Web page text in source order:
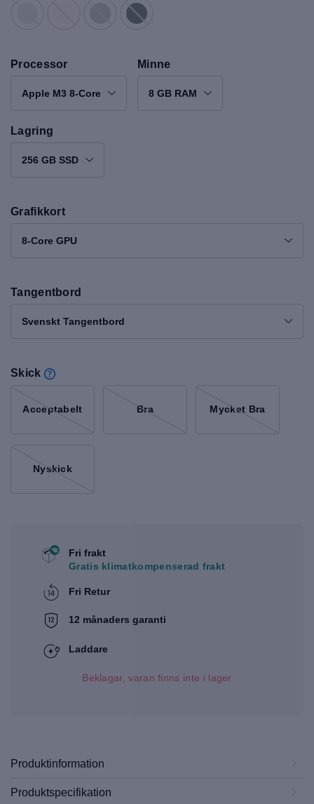
Processor
Apple M3 8-Core
Minne
8 GB RAM
Lagring
256 GB SSD
Grafikkort
8-Core GPU
Tangentbord
Svenskt Tangentbord
Skick
Acceptabelt Bra Mycket Bra
Nyskick
Fri frakt
Gratis klimatkompenserad frakt
Fri Retur
12 månaders garanti
Laddare
Beklagar, varan finns inte i lager
Produktinformation
Produktspecifikation